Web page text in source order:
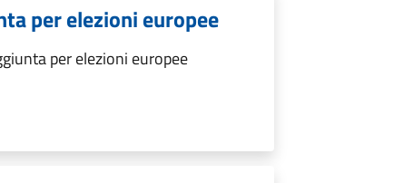
per elezioni europee
per elezioni europee